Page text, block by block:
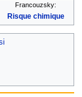
Francouzsky:
Risque chimique